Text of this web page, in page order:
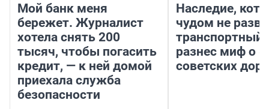
Мой банк меня
бережет. Журналист
хотела снять 200
тысяч, чтобы погасить
кредит, — к ней домой
приехала служба
безопасности
Наследие,
чудом не
транспортный
разнес миф о
советских